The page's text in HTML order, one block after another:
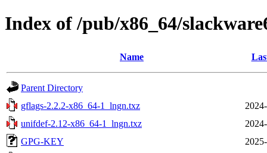
Index of /pub/x86_64/
Name
Parent Directory
gflags-2.2.2-x86_64-1_lngn.txz
unifdef-2.12-x86_64-1_lngn.txz
GPG-KEY